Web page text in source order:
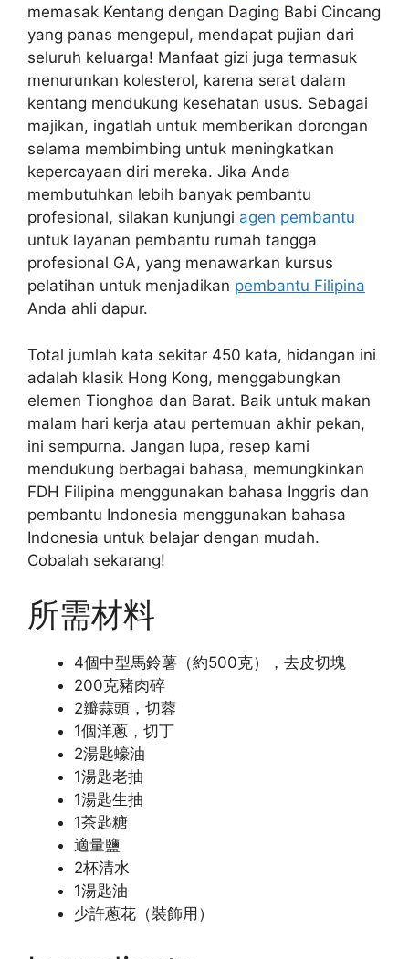
memasak Kentang dengan Daging Babi Cincang
yang panas mengepul, mendapat pujian dari
seluruh keluarga! Manfaat gizi juga termasuk
menurunkan kolesterol, karena serat dalam
kentang mendukung kesehatan usus. Sebagai
majikan, ingatlah untuk memberikan dorongan
selama membimbing untuk meningkatkan
kepercayaan diri mereka. Jika Anda
membutuhkan lebih banyak pembantu
profesional, silakan kunjungi agen pembantu
untuk layanan pembantu rumah tangga
profesional GA, yang menawarkan kursus
pelatihan untuk menjadikan pembantu Filipina
Anda ahli dapur.
Total jumlah kata sekitar 450 kata, hidangan ini
adalah klasik Hong Kong, menggabungkan
elemen Tionghoa dan Barat. Baik untuk makan
malam hari kerja atau pertemuan akhir pekan,
ini sempurna. Jangan lupa, resep kami
mendukung berbagai bahasa, memungkinkan
FDH Filipina menggunakan bahasa Inggris dan
pembantu Indonesia menggunakan bahasa
Indonesia untuk belajar dengan mudah.
Cobalah sekarang!
所需材料
4個中型馬鈴薯（約500克），去皮切塊
200克豬肉碎
2瓣蒜頭，切蓉
1個洋蔥，切丁
2湯匙蠔油
1湯匙老抽
1湯匙生抽
1茶匙糖
適量鹽
2杯清水
1湯匙油
少許蔥花（裝飾用）